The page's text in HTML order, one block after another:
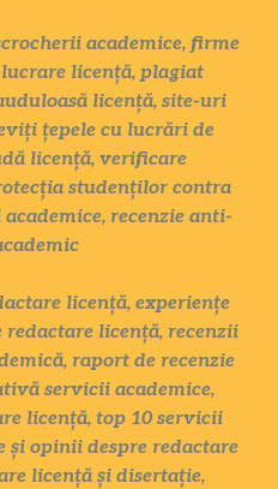
academice, firme
licență, plagiat
licență, site-uri
țepele cu lucrări de
licență, verificare
studenților contra
recenzie anti-
licență, experiențe
licență, recenzii
raport de recenzie
servicii academice,
licență, top 10 servicii
și opinii despre redactare
licență și disertație,